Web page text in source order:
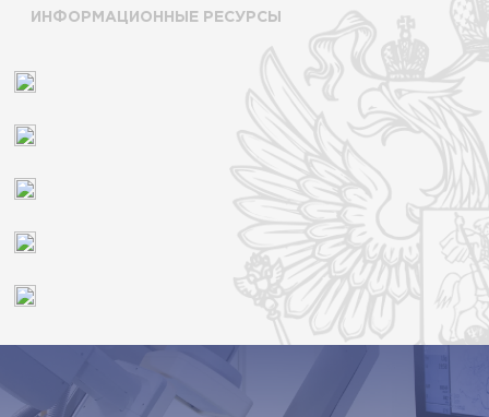
ИНФОРМАЦИОННЫЕ РЕСУРСЫ